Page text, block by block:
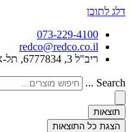
דלג לתוכן
073-229-4100
redco@redco.co.il
ריב"ל 3, 6777834, תל-אביב
Search ...
תוצאות
הצגת כל התוצאות